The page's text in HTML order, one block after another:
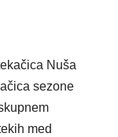
Nuša
sezone
med